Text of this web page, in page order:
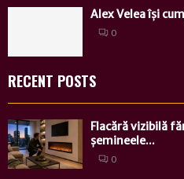
Alex Velea își
0
RECENT POSTS
Flacără vizibilă
șemineele...
0